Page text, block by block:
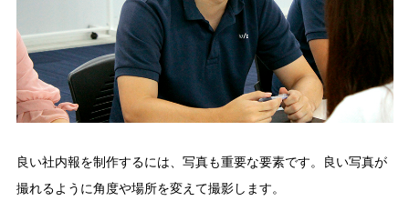
良い社内報を制作するには、写真も重要な要素です。良い写真が
撮れるように角度や場所を変えて撮影します。